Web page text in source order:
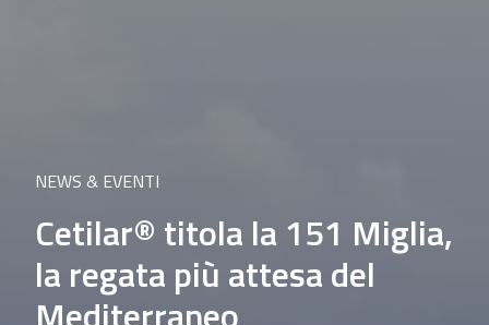
NEWS & EVENTI
Cetilar® titola la 151 Miglia,
la regata più attesa del